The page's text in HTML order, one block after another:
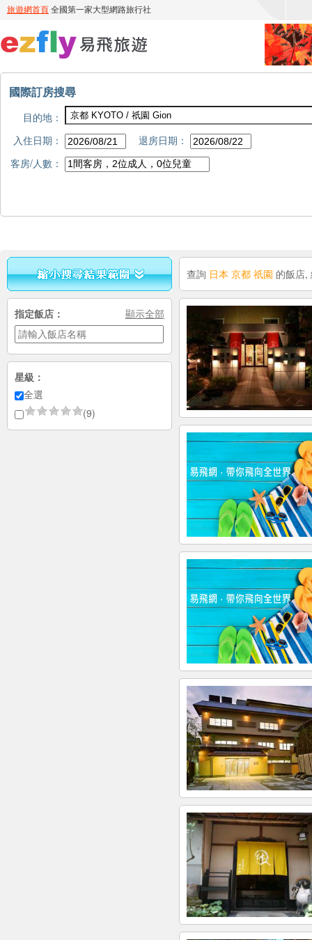
國際訂房搜尋
目的地：
入住日期：
退房日期：
客房/人數：
指定飯店： 顯示全部
星級：
全選
(9)
查詢 日本 京都 祇園 的飯店